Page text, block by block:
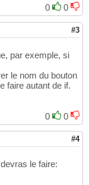
0
0
#3
par exemple, si
le nom du bouton
faire autant de if.
0
0
#4
le faire: